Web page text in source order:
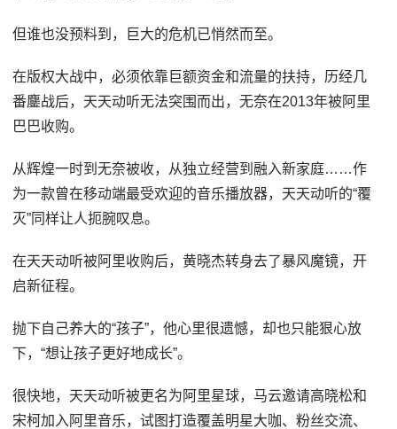
但谁也没预料到，巨大的危机已悄然而至。
在版权大战中，必须依靠巨额资金和流量的扶持，历经几
番鏖战后，天天动听无法突围而出，无奈在2013年被阿里
巴巴收购。
从辉煌一时到无奈被收，从独立经营到融入新家庭……作
为一款曾在移动端最受欢迎的音乐播放器，天天动听的“覆
灭”同样让人扼腕叹息。
在天天动听被阿里收购后，黄晓杰转身去了暴风魔镜，开
启新征程。
抛下自己养大的“孩子”，他心里很遗憾，却也只能狠心放
下，“想让孩子更好地成长”。
很快地，天天动听被更名为阿里星球，马云邀请高晓松和
宋柯加入阿里音乐，试图打造覆盖明星大咖、粉丝交流、